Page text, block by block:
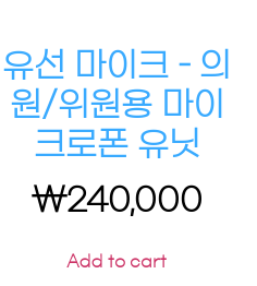
유선 마이크 – 의
원/위원용 마이
크로폰 유닛
₩240,000
Add to cart